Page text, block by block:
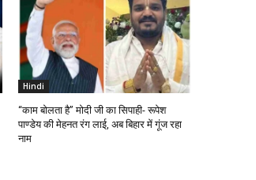
Hindi
“काम बोलता है” मोदी जी का सिपाही- रूपेश
पाण्डेय की मेहनत रंग लाई, अब बिहार में गूंज रहा
नाम